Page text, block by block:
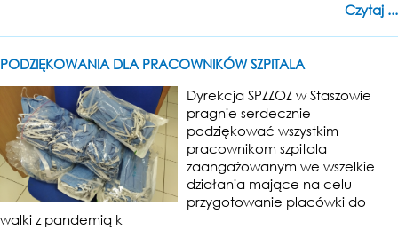
Czytaj ...
PODZIĘKOWANIA DLA PRACOWNIKÓW SZPITALA
Dyrekcja SPZZOZ w Staszowie
pragnie serdecznie
podziękować wszystkim
pracownikom szpitala
zaangażowanym we wszelkie
działania mające na celu
przygotowanie placówki do
walki z pandemią k